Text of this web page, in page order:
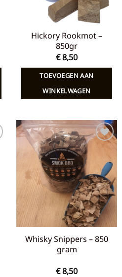
Hickory Rookmot –
850gr
€8,50
TOEVOEGEN AAN
WINKELWAGEN
Toevoegen
verlanglijst
Whisky Snippers – 850
gram
€8,50